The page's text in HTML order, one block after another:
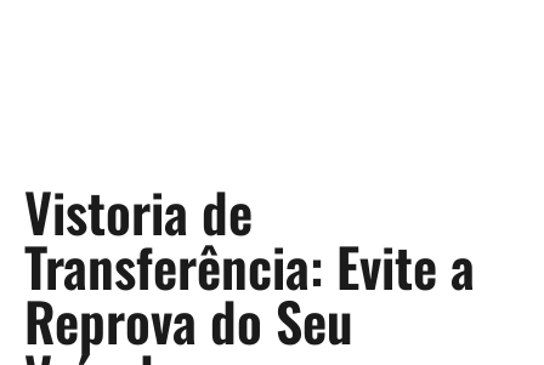
Vistoria de
Transferência: Evite a
Reprova do Seu